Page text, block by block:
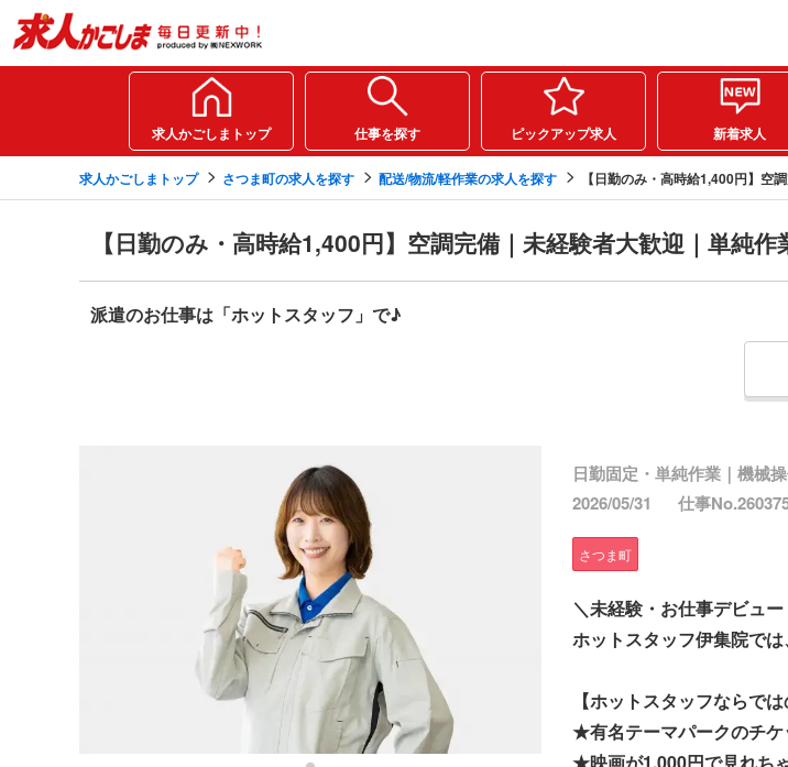
求人かごしまトップ 仕事を探す ピックアップ求人 新着求人
求人かごしまトップ さつま町の求人を探す 配送/物流/軽作業の求人を探す 【日勤のみ・高時給1,400円】空
【日勤のみ・高時給1,400円】空調完備｜未経験者大歓迎｜単純
派遣のお仕事は「ホットスタッフ」で♪
日勤固定・単純作業｜機械
2026/05/31
仕事
さつま町
＼未経験・お仕事デビュ
ホットスタッフ伊集院で
【ホットスタッフならで
★有名テーマパークのチケ